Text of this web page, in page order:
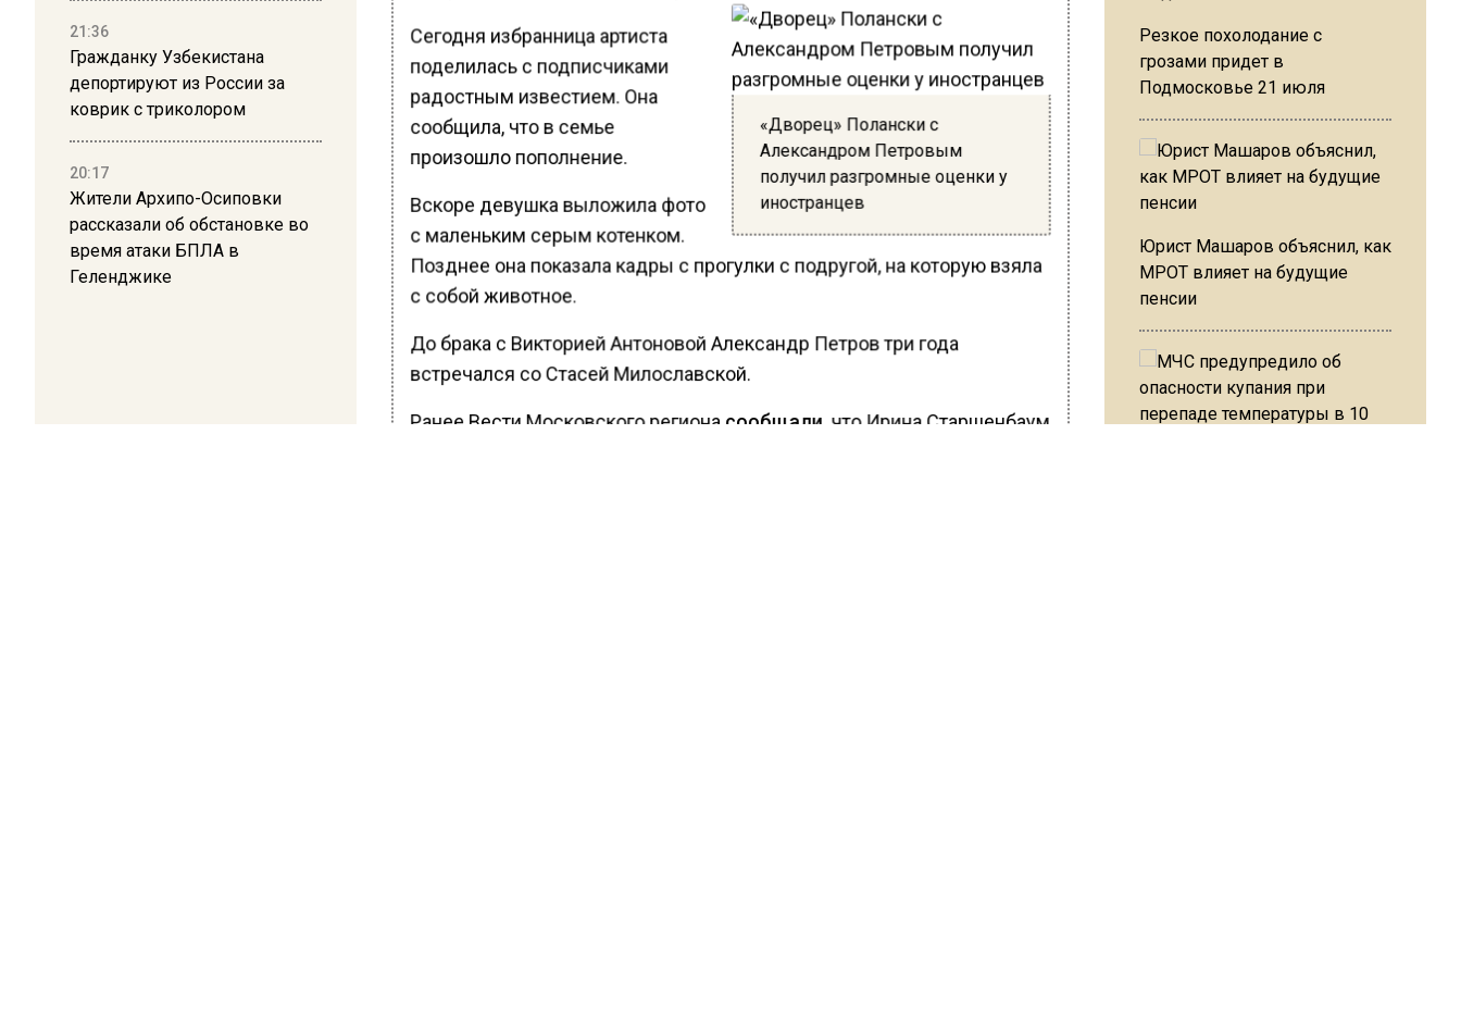
21:36
Гражданку Узбекистана
депортируют из России за
коврик с триколором
20:17
Жители Архипо-Осиповки
рассказали об обстановке во
время атаки БПЛА в
Геленджике
«Дворец» Полански с
Александром Петровым
получил разгромные оценки у
иностранцев
Сегодня избранница артиста
поделилась с подписчиками
радостным известием. Она
сообщила, что в семье
произошло пополнение.
Вскоре девушка выложила фото
с маленьким серым котенком.
Позднее она показала кадры с прогулки с подругой, на которую взяла
с собой животное.
До брака с Викторией Антоновой Александр Петров три года
встречался со Стасей Милославской.
Ранее Вести Московского региона сообщали, что Ирина Старшенбаум
Резкое похолодание с
грозами придет в
Подмосковье 21 июля
Юрист Машаров объяснил, как
МРОТ влияет на будущие
пенсии